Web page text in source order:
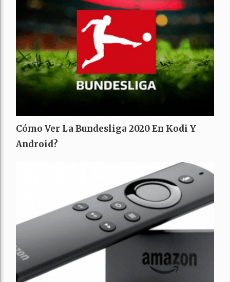
Cómo Ver La Bundesliga 2020 En Kodi Y
Android?